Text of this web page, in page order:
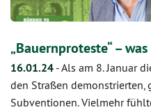
„Bauernproteste“ –
16.01.24 -Als am 8. Januar
den Straßen
Subventionen. Vielmehr